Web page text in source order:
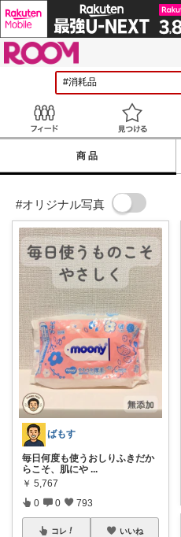
商品
#オリジナル写真
ばもす
毎日何度も使うおしりふきだか
らこそ、肌にや ...
￥ 5,767
0 0 793
コレ いいね